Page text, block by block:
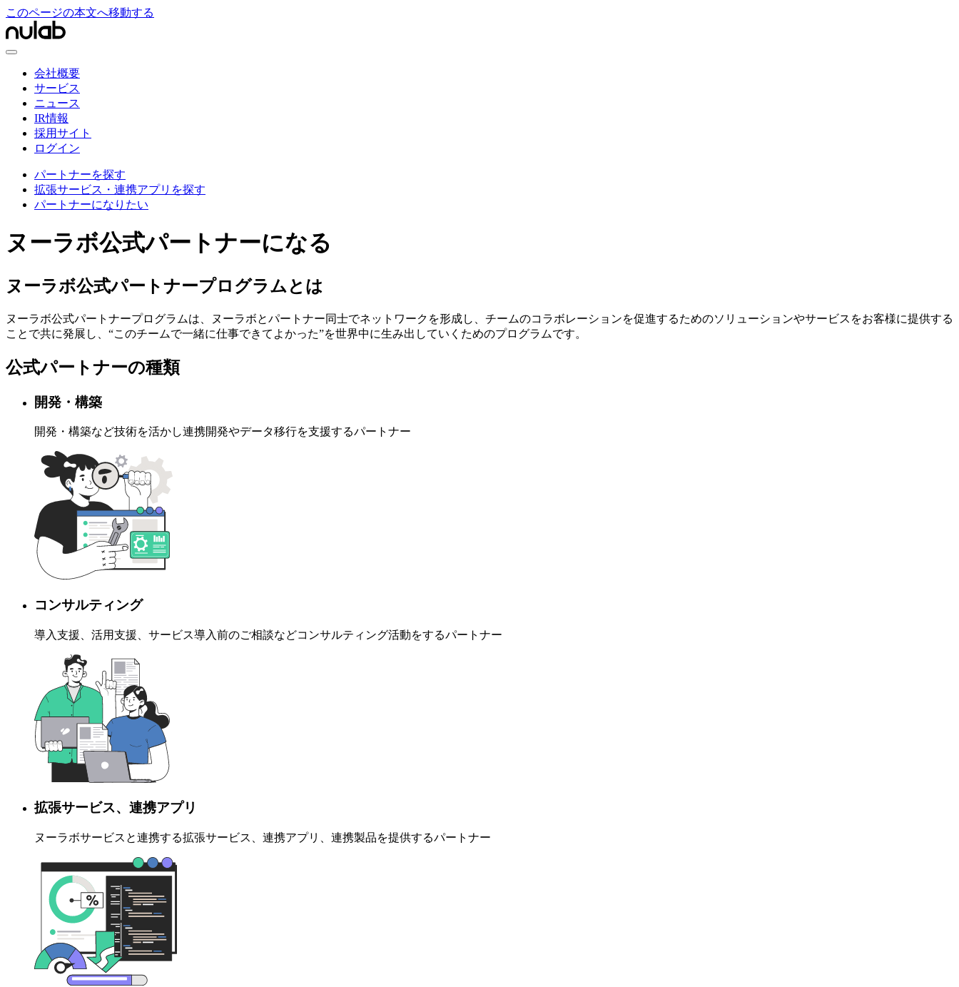
このページの本文へ移動する
会社概要
サービス
ニュース
IR情報
採用サイト
ログイン
パートナーを探す
拡張サービス・連携アプリを探す
パートナーになりたい
ヌーラボ公式パートナーになる
ヌーラボ公式パートナープログラムとは
ヌーラボ公式パートナープログラムは、ヌーラボとパートナー同士でネットワークを形成し、チームのコラボレーションを促進するためのソリューションやサービスをお客様に提供する
ことで共に発展し、“このチームで一緒に仕事できてよかった”を世界中に生み出していくためのプログラムです。
公式パートナーの種類
開発・構築
開発・構築など技術を活かし連携開発やデータ移行を支援するパートナー
コンサルティング
導入支援、活用支援、サービス導入前のご相談などコンサルティング活動をするパートナー
拡張サービス、連携アプリ
ヌーラボサービスと連携する拡張サービス、連携アプリ、連携製品を提供するパートナー